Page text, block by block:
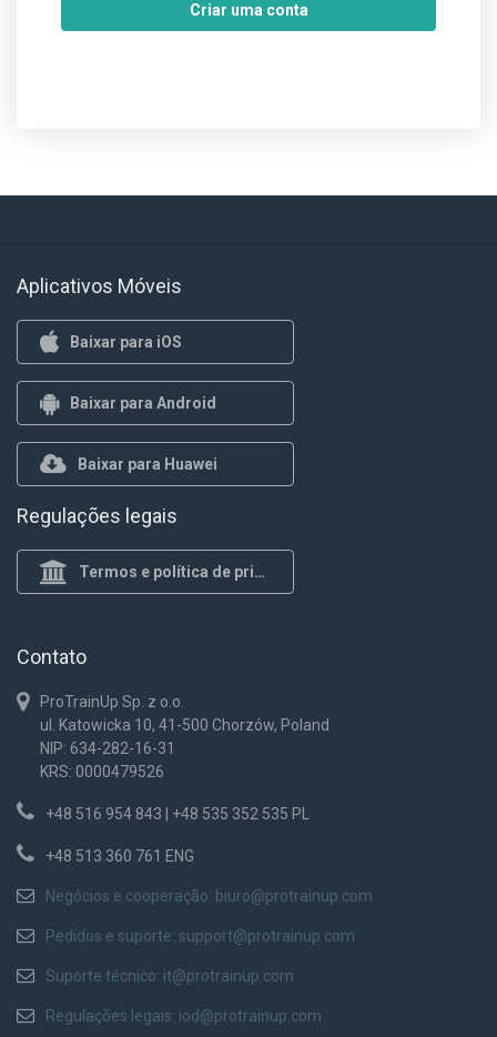
Criar uma conta
Aplicativos Móveis
Baixar para iOS
Baixar para Android
Baixar para Huawei
Regulações legais
Termos e política de privacidade
Contato
ProTrainUp Sp. z o.o.
ul. Katowicka 10, 41-500 Chorzów, Poland
NIP: 634-282-16-31
KRS: 0000479526
+48 516 954 843 | +48 535 352 535 PL
+48 513 360 761 ENG
Negócios e cooperação: biuro@protrainup.com
Pedidos e suporte: support@protrainup.com
Suporte técnico: it@protrainup.com
Regulações legais: iod@protrainup.com